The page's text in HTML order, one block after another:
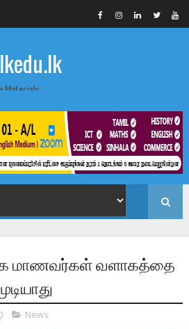
Materials
மாணவர்கள் வளாகத்தை
News